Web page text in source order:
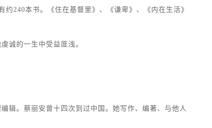
240本书。《住在基督里》、《谦卑》、《内在生活》
诚的一生中受益匪浅。
辑。蔡丽安曾十四次到过中国。她写作、编著、与他人